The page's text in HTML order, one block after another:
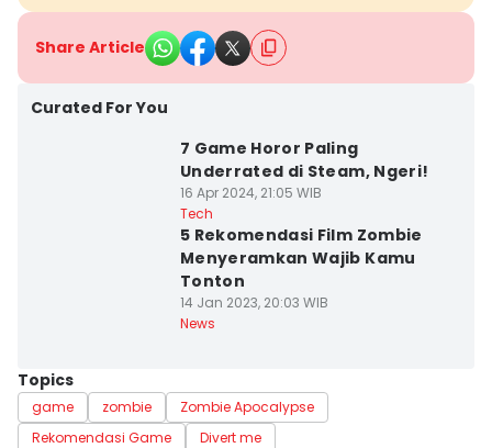
Share Article
Curated For You
7 Game Horor Paling
Underrated di Steam, Ngeri!
16 Apr 2024, 21:05 WIB
Tech
5 Rekomendasi Film Zombie
Menyeramkan Wajib Kamu
Tonton
14 Jan 2023, 20:03 WIB
News
Topics
game zombie
Zombie Apocalypse
Rekomendasi Game
Divert me